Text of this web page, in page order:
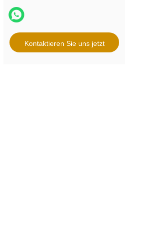
Kontaktieren Sie uns jetzt